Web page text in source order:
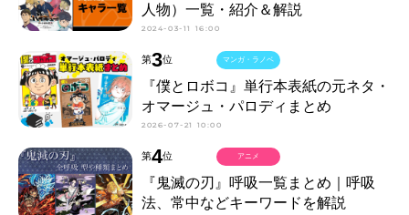
人物）一覧・紹介＆解説
2024-03-11 16:00
第3位
『僕とロボコ』単行本表紙の元ネタ・
オマージュ・パロディまとめ
2026-07-21 10:00
マンガ・ラノベ
第4位
『鬼滅の刃』呼吸一覧まとめ｜呼吸
法、常中などキーワードを解説
アニメ